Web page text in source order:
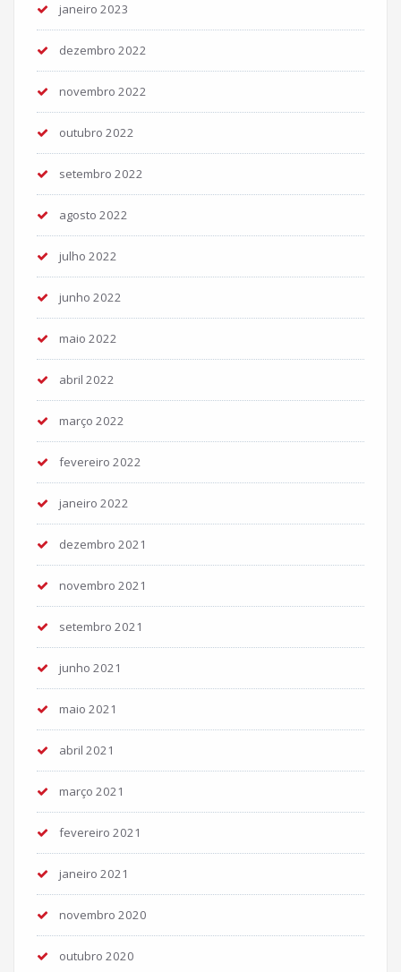
janeiro 2023
dezembro 2022
novembro 2022
outubro 2022
setembro 2022
agosto 2022
julho 2022
junho 2022
maio 2022
abril 2022
março 2022
fevereiro 2022
janeiro 2022
dezembro 2021
novembro 2021
setembro 2021
junho 2021
maio 2021
abril 2021
março 2021
fevereiro 2021
janeiro 2021
novembro 2020
outubro 2020